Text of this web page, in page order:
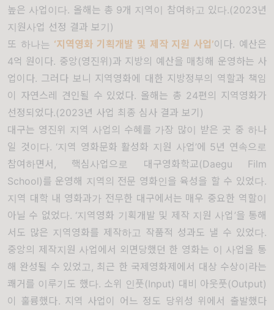
높은 사업이다. 올해는 총 9개 지역이 참여하고 있다.(2023년
지원사업 선정 결과 보기)
또 하나는 ‘지역영화 기획개발 및 제작 지원 사업 ’이다. 예산은
4억 원이다. 중앙(영진위 )과 지방의 예산을 매칭해 운영하는 사
업이다. 그러다 보니 지역영화에 대한 지방정부의 역할과 책임
이 자연스레 견인될 수 있었다. 올해는 총 24편의 지역영화가
선정되었다.(2023년 사업 최종 심사 결과 보기 )
대구는 영진위 지역 사업의 수혜를 가장 많이 받은 곳 중 하나
일 것이다. ‘지역 영화문화 활성화 지원 사업’에 5년 연속으로
참여하면서 , 핵심사업으로 대구영화학교(Daegu Film
School)를 운영해 지역의 전문 영화인을 육성을 할 수 있었다.
지역 대학 내 영화과가 전무한 대구에서는 매우 중요한 역할이
아닐 수 없었다. ‘지역영화 기획개발 및 제작 지원 사업 ’을 통해
서도 많은 지역영화를 제작하고 작품적 성과도 낼 수 있었다.
중앙의 제작지원 사업에서 외면당했던 한 영화는 이 사업을 통
해 완성될 수 있었고 , 최근 한 국제영화제에서 대상 수상이라는
쾌거를 이루기도 했다. 소위 인풋(Input) 대비 아웃풋(Output)
이 훌륭했다. 지역 사업이 어느 정도 당위성 위에서 출발했다